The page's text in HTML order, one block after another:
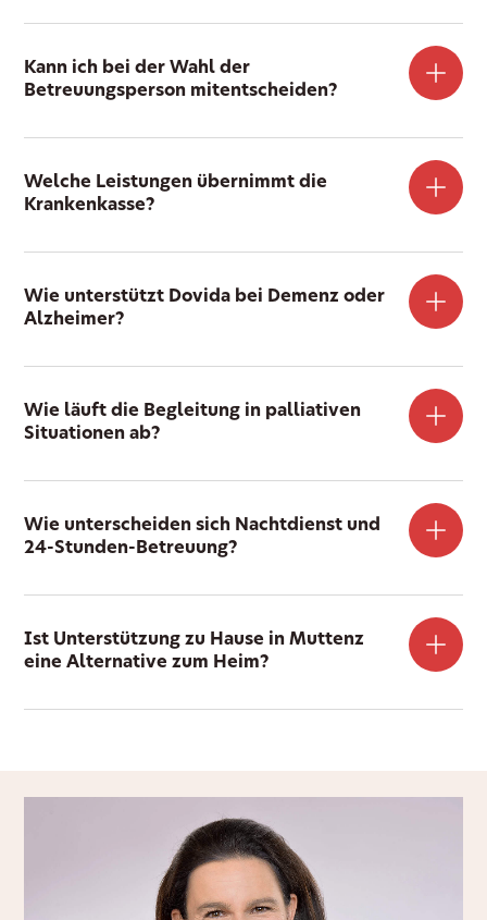
Kann ich bei der Wahl der
Betreuungsperson mitentscheiden?
Welche Leistungen übernimmt die
Krankenkasse?
Wie unterstützt Dovida bei Demenz oder
Alzheimer?
Wie läuft die Begleitung in palliativen
Situationen ab?
Wie unterscheiden sich Nachtdienst und
24-Stunden-Betreuung?
Ist Unterstützung zu Hause in Muttenz
eine Alternative zum Heim?